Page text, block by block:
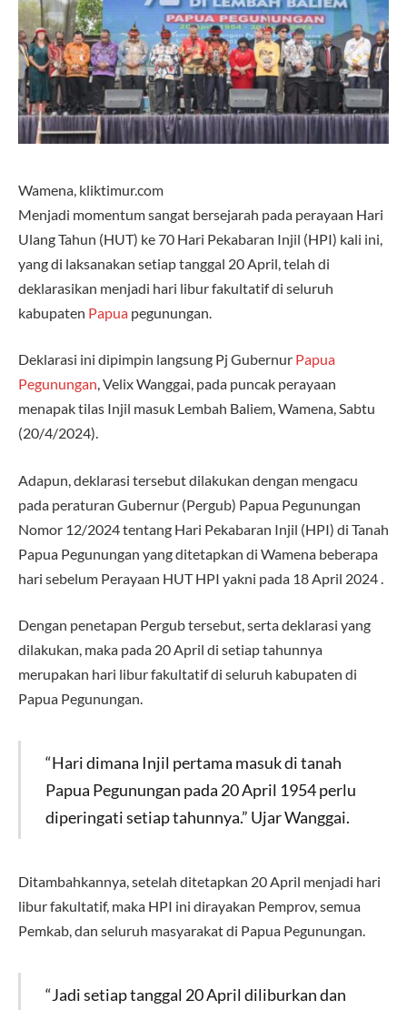
Wamena, kliktimur.com
Menjadi momentum sangat bersejarah pada perayaan Hari
Ulang Tahun (HUT) ke 70 Hari Pekabaran Injil (HPI) kali ini,
yang di laksanakan setiap tanggal 20 April, telah di
deklarasikan menjadi hari libur fakultatif di seluruh
kabupaten Papua pegunungan.
Deklarasi ini dipimpin langsung Pj Gubernur Papua
Pegunungan, Velix Wanggai, pada puncak perayaan
menapak tilas Injil masuk Lembah Baliem, Wamena, Sabtu
(20/4/2024).
Adapun, deklarasi tersebut dilakukan dengan mengacu
pada peraturan Gubernur (Pergub) Papua Pegunungan
Nomor 12/2024 tentang Hari Pekabaran Injil (HPI) di Tanah
Papua Pegunungan yang ditetapkan di Wamena beberapa
hari sebelum Perayaan HUT HPI yakni pada 18 April 2024 .
Dengan penetapan Pergub tersebut, serta deklarasi yang
dilakukan, maka pada 20 April di setiap tahunnya
merupakan hari libur fakultatif di seluruh kabupaten di
Papua Pegunungan.
“Hari dimana Injil pertama masuk di tanah
Papua Pegunungan pada 20 April 1954 perlu
diperingati setiap tahunnya.” Ujar Wanggai.
Ditambahkannya, setelah ditetapkan 20 April menjadi hari
libur fakultatif, maka HPI ini dirayakan Pemprov, semua
Pemkab, dan seluruh masyarakat di Papua Pegunungan.
“Jadi setiap tanggal 20 April diliburkan dan